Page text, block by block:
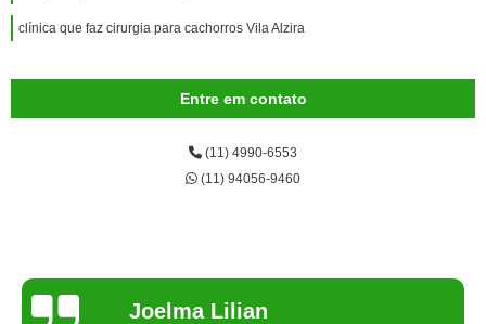
clínica que faz cirurgia para cachorros Vila Alzira
Entre em contato
(11) 4990-6553
(11) 94056-9460
Joelma Lilian